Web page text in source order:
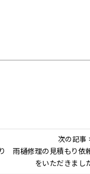
次の記事
雨樋修理の見積もり依
をいただきまし